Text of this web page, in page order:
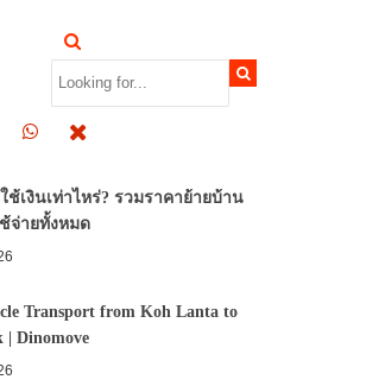
ช้เงินเท่าไหร่? รวมราคาย้ายบ้าน
จ่ายทั้งหมด
Transport from Koh Lanta to
| Dinomove